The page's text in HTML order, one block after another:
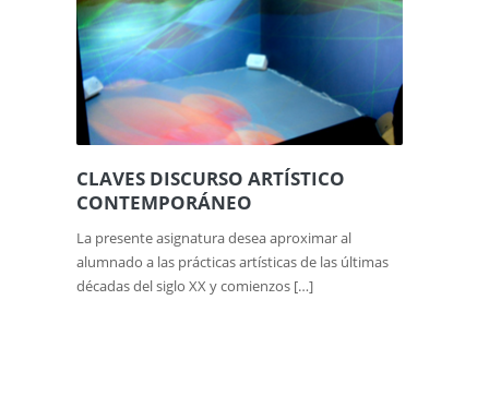
CONTEMPORÁNEO
alumnado a las prácticas artísticas de las últimas
décadas del siglo XX y comienzos […]